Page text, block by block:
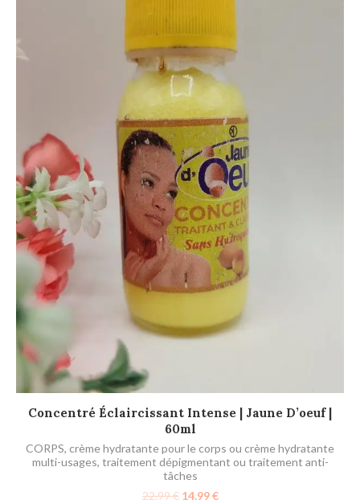
AJOUTER AU PANIER
Concentré Éclaircissant Intense | Jaune D’oeuf |
60ml
CORPS, crème hydratante pour le corps ou crème hydratante
multi-usages, traitement dépigmentant ou traitement anti-
tâches
22.99€ 14.99€